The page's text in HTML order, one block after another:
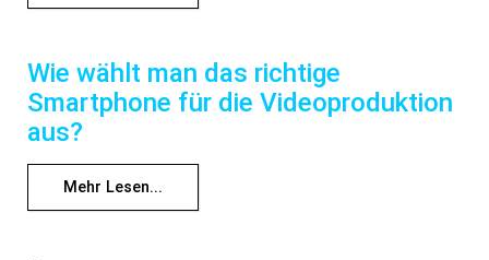
Wie wählt man das richtige
Smartphone für die Videoproduktion
aus?
Mehr Lesen...